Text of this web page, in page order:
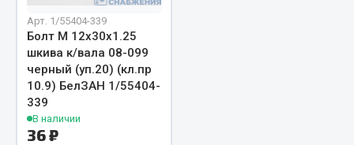
Система питания
Система выпуска газа
Система охлаждения
Сцепление
Коробка передач
Коробка передач ZF
Арт. 1/55404-339
Болт М 12х30х1.25
шкива к/вала 08-099
черный (уп.20) (кл.пр
10.9) БелЗАН 1/55404-
339
В наличии
36 ₽